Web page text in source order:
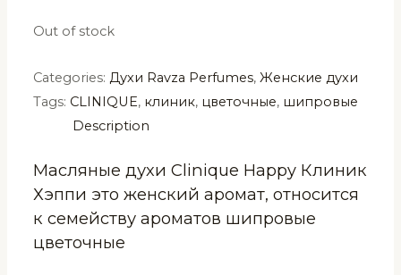
Out of stock
Categories:Духи Ravza Perfumes,Женские духи
Tags: CLINIQUE, клиник, цветочные, шипровые
Description
Масляные духи Clinique Happy Клиник
Хэппи это женский аромат, относится
к семейству ароматов шипровые
цветочные